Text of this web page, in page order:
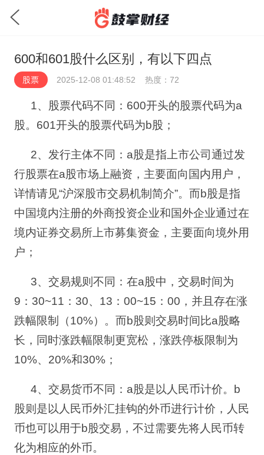
600和601股什么区别，有以下四点
股票 2025-12-08 01:48:52 热度：72
1、股票代码不同： 600开头的股票代码为a
股。 601开头的股票代码为b股；
2、发行主体不同： a股是指上市公司通过发
行股票在a股市场上融资，主要面向国内用户，
详情请见“沪深股市交易机制简介”。而b股是指
中国境内注册的外商投资企业和国外企业通过在
境内证券交易所上市募集资金，主要面向境外用
户；
3、交易规则不同： 在a股中，交易时间为
9 ： 30~11 ： 30、 13 ： 00~15 ： 00 ，并且存在涨
跌幅限制（10%）。而b股则交易时间比a股略
长，同时涨跌幅限制更宽松，涨跌停板限制为
10%、 20%和30%；
4、交易货币不同： a股是以人民币计价。 b
股则是以人民币外汇挂钩的外币进行计价，人民
币也可以用于b股交易，不过需要先将人民币转
化为相应的外币。